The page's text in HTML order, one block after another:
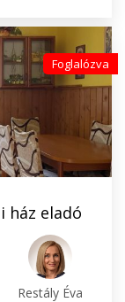
Foglalózva
ház eladó
Restály Éva